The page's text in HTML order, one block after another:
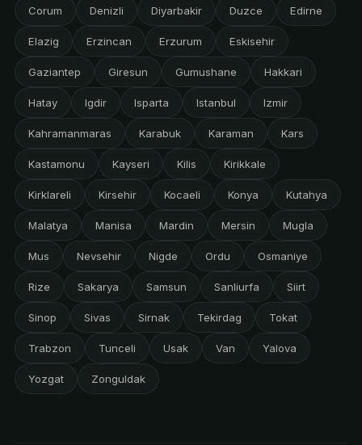
Corum Denizli Diyarbakir Duzce Edirne
Elazig Erzincan Erzurum Eskisehir
Gaziantep Giresun Gumushane Hakkari
Hatay Igdir Isparta Istanbul Izmir
Kahramanmaras Karabuk Karaman Kars
Kastamonu Kayseri Kilis Kirikkale
Kirklareli Kirsehir Kocaeli Konya Kutahya
Malatya Manisa Mardin Mersin Mugla
Mus Nevsehir Nigde Ordu Osmaniye
Rize Sakarya Samsun Sanliurfa Siirt
Sinop Sivas Sirnak Tekirdag Tokat
Trabzon Tunceli Usak Van Yalova
Yozgat Zonguldak